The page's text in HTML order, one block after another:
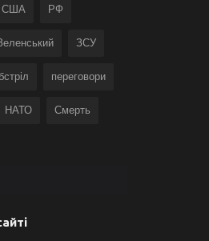
США РФ
ЗСУ
переговори
НАТО Смерть